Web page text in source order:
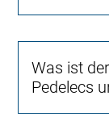
Was ist
Pedelecs